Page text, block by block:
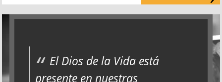
El Dios de la Vida está
presente en nuestras